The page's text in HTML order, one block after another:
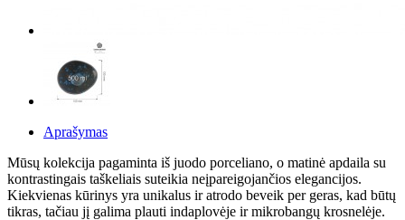
Aprašymas
Mūsų kolekcija pagaminta iš juodo porceliano, o matinė apdaila su
kontrastingais taškeliais suteikia neįpareigojančios elegancijos.
Kiekvienas kūrinys yra unikalus ir atrodo beveik per geras, kad būtų
tikras, tačiau jį galima plauti indaplovėje ir mikrobangų krosnelėje.